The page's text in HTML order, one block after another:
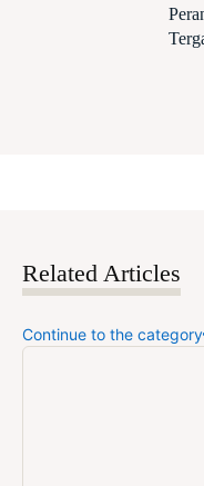
Related Articles
Continue to the category